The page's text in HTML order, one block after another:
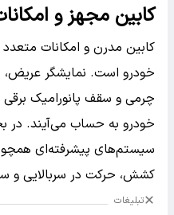
کابین مجهز و
کابین مدرن و امکانات
خودرو است. نمایشگر عریض،
چرمی و سقف پانورامیک برقی
خودرو به حساب می‌آیند. در
کشش، حرکت در سربالایی و
تبلیغات